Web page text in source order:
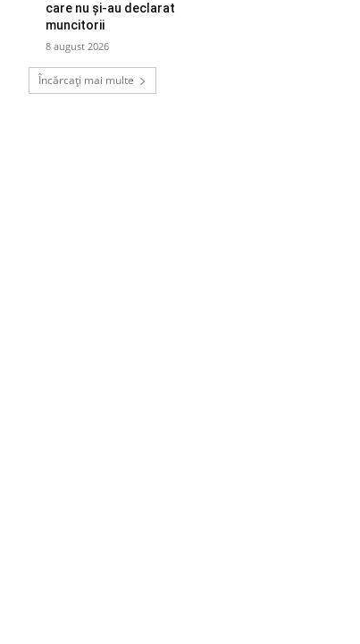
care nu și-au declarat
muncitorii
8 august 2026
Încărcați mai multe